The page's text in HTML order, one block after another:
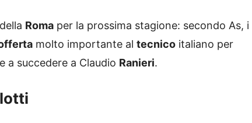
Roma per la prossima stagione: secondo As, i
molto importante al tecnico italiano per
e a succedere a Claudio Ranieri.